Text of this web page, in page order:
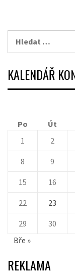
KALENDÁŘ
Po
Út
1
2
8 9
15 16
22 23
29
30
Bře »
REKLAMA